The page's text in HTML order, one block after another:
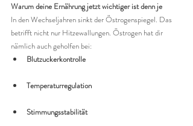
Warum deine Ernährung jetzt wichtiger ist denn je
In den Wechseljahren sinkt der Östrogenspiegel. Das
betrifft nicht nur Hitzewallungen. Östrogen hat dir
nämlich auch geholfen bei:
Blutzuckerkontrolle
Temperaturregulation
Stimmungsstabilität